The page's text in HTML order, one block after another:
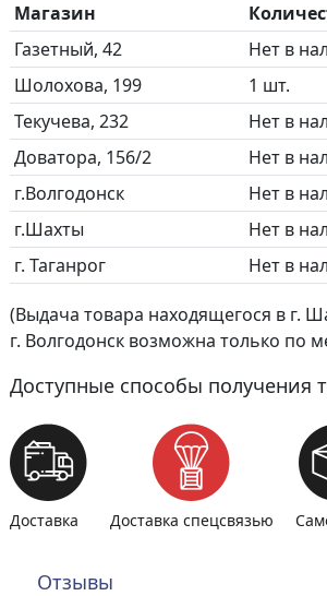
Магазин
Газетный, 42
Нет в
Шолохова, 199
1 шт.
Текучева, 232
Нет в
Доватора, 156/2
Нет в
г.Волгодонск
Нет в
г.Шахты
Нет в
г. Таганрог
Нет в
(Выдача товара находящегося в г.
г. Волгодонск возможна только по
Доступные способы получения
Доставка Доставка спецсвязью
Отзывы